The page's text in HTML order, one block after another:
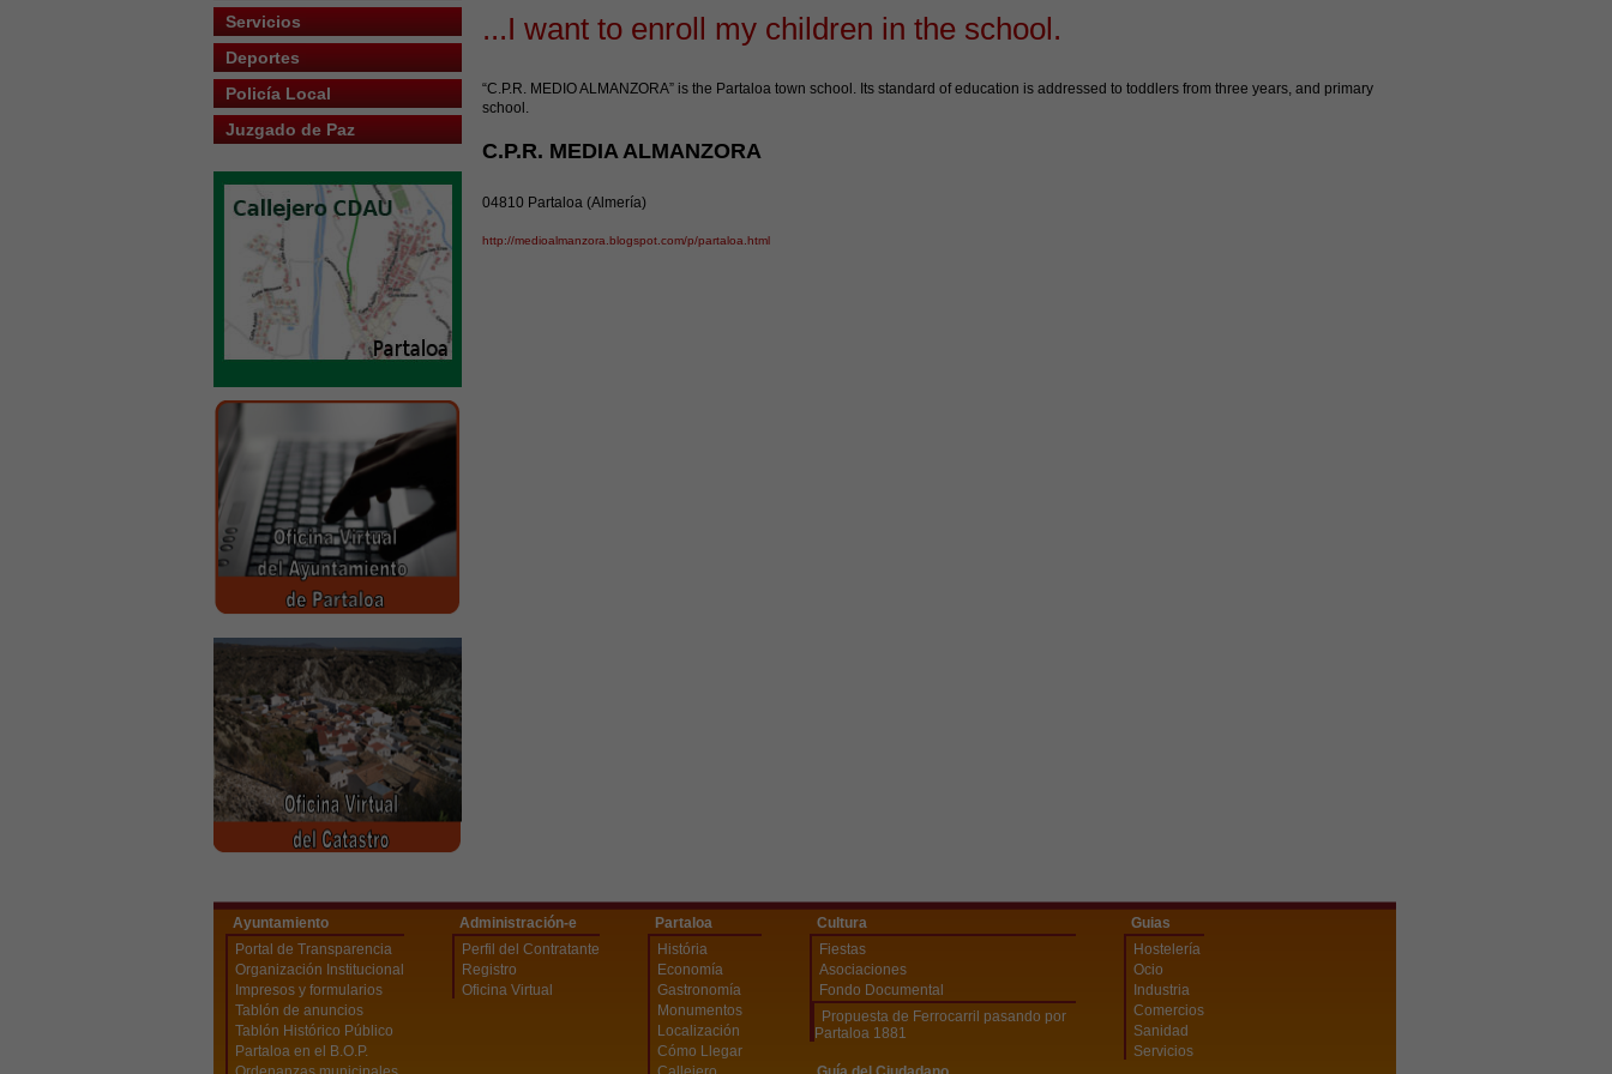
Servicios
Deportes
Policía Local
Juzgado de Paz
...I want to enroll my children in the school.
“C.P.R. MEDIO ALMANZORA” is the Partaloa town school. Its standard of education is addressed to toddlers from three years, and primary
school.
C.P.R. MEDIA ALMANZORA
04810 Partaloa (Almería)
http://medioalmanzora.blogspot.com/p/partaloa.html
Ayuntamiento
Portal de Transparencia
Organización Institucional
Impresos y formularios
Tablón de anuncios
Tablón Histórico Público
Partaloa en el B.O.P.
Administración-e
Perfil del Contratante
Registro
Oficina Virtual
Partaloa
História
Economía
Gastronomía
Monumentos
Localización
Cómo Llegar
Cultura
Fiestas
Asociaciones
Fondo Documental
Propuesta de Ferrocarril pasando por
Partaloa 1881
Guias
Hostelería
Ocio
Industria
Comercios
Sanidad
Servicios